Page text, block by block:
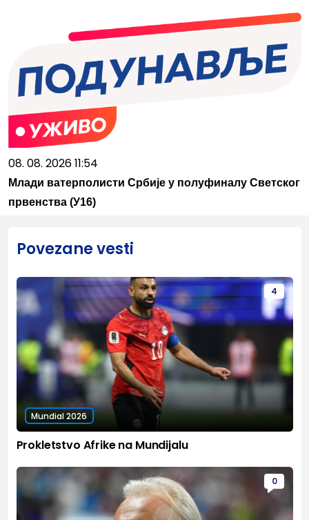
08. 08. 2026 11:54
Млади ватерполисти Србије у полуфиналу Светског
првенства (У16)
Povezane vesti
4
Mundial 2026
Prokletstvo Afrike na Mundijalu
0